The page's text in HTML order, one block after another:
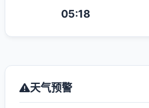
05:18
天气预警